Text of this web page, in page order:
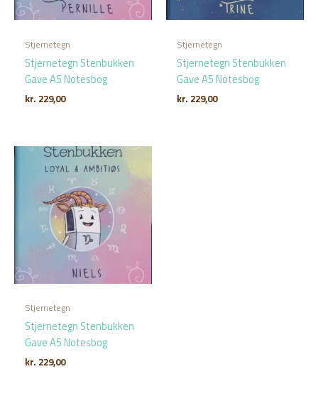
Stjernetegn
Stjernetegn Stenbukken
Gave A5 Notesbog
kr. 229,00
Stjernetegn
Stjernetegn Stenbukken
Gave A5 Notesbog
kr. 229,00
Stjernetegn
Stjernetegn Stenbukken
Gave A5 Notesbog
kr. 229,00